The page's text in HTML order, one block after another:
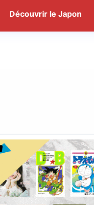
Découvrir le Japon